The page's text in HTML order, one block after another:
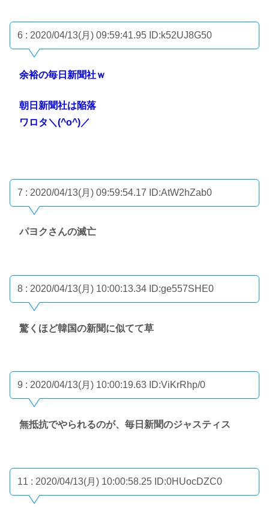
6 : 2020/04/13(月) 09:59:41.95 ID:k52UJ8G50
余裕の毎日新聞社ｗ
朝日新聞社は陥落
ワロタ＼(^o^)／
7 : 2020/04/13(月) 09:59:54.17 ID:AtW2hZab0
パヨクさんの滅亡
8 : 2020/04/13(月) 10:00:13.34 ID:ge557SHE0
驚くほど韓国の新聞に似てて草
9 : 2020/04/13(月) 10:00:19.63 ID:ViKrRhp/0
無抵抗でやられるのが、毎日新聞のジャスティス
11 : 2020/04/13(月) 10:00:58.25 ID:0HUocDZC0